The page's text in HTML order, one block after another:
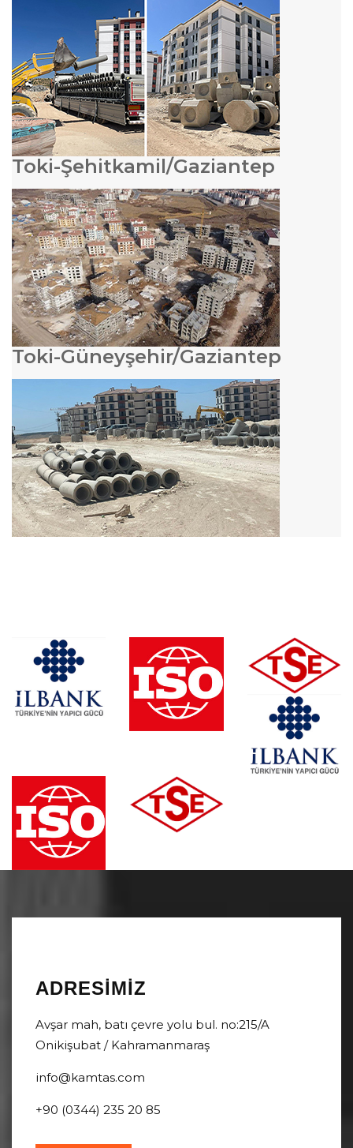
Toki-Şehitkamil/Gaziantep
Toki-Güneyşehir/Gaziantep
ADRESIMIZ
Avşar mah, batı çevre yolu bul. no:215/A
Onikişubat / Kahramanmaraş
info@kamtas.com
+90 (0344) 235 20 85